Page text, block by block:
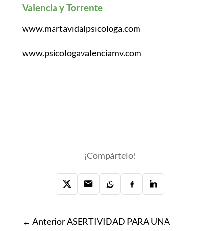
Valencia y Torrente
www.martavidalpsicologa.com
www.psicologavalenciamv.com
¡Compártelo!
← AnteriorASERTIVIDAD PARA UNA